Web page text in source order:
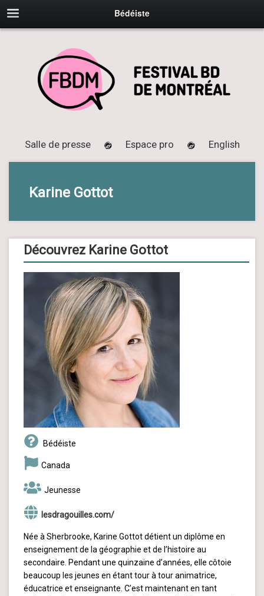
Bédéiste
Salle de presse Espace pro English
Karine Gottot
Découvrez Karine Gottot
Bédéiste
Canada
Jeunesse
lesdragouilles.com/
Née à Sherbrooke, Karine Gottot détient un diplôme en
enseignement de la géographie et de l’histoire au
secondaire. Pendant une quinzaine d’années, elle côtoie
beaucoup les jeunes en étant tour à tour animatrice,
éducatrice et enseignante. C’est maintenant en tant